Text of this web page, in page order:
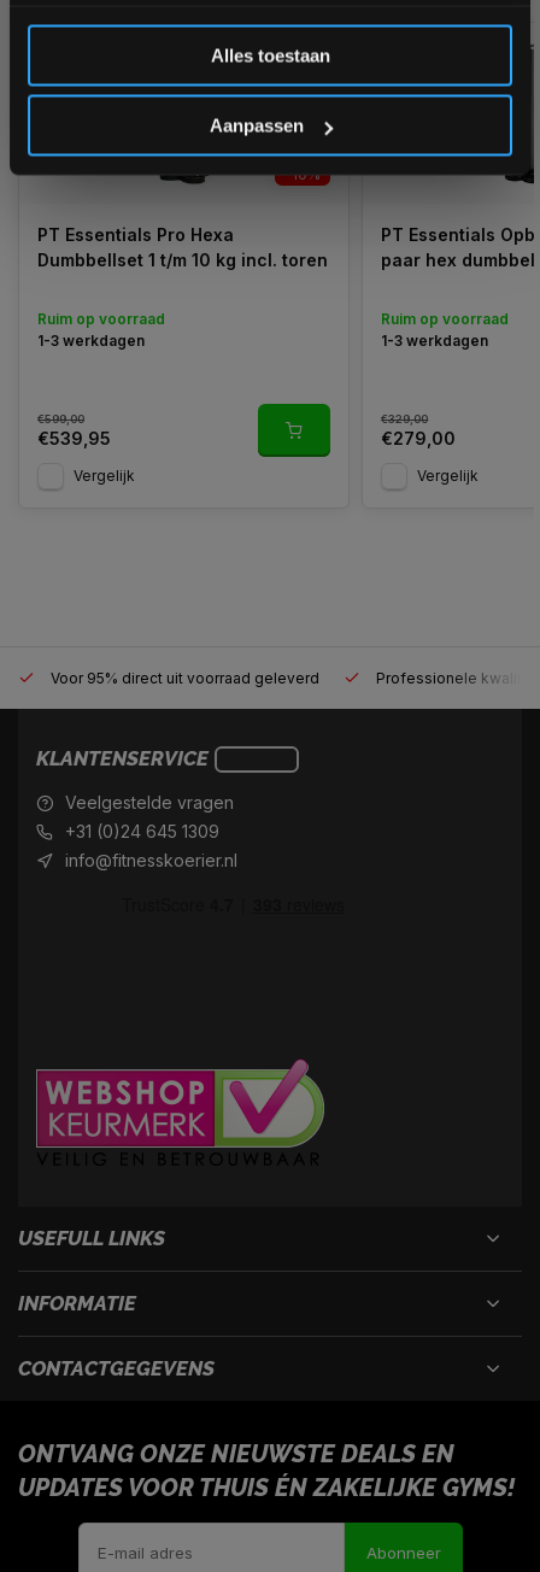
Alles toestaan
Aanpassen
-10%
PT Essentials Pro Hexa
Dumbbellset 1 t/m 10 kg incl. toren
Ruim op voorraad
1-3 werkdagen
€599,00
€539,95
Vergelijk
PT Essentials
paar hex
Ruim op voorraad
1-3 werkdagen
€329,00
€279,00
Vergelijk
Voor 95% direct uit voorraad geleverd Professionele
KLANTENSERVICE
Veelgestelde vragen
+31 (0)24 645 1309
info@fitnesskoerier.nl
USEFULL LINKS
INFORMATIE
CONTACTGEGEVENS
ONTVANG ONZE NIEUWSTE DEALS EN
UPDATES VOOR THUIS ÉN ZAKELIJKE GYMS!
Abonneer
Inschrijven
*Verzendkosten vallen buiten de korting